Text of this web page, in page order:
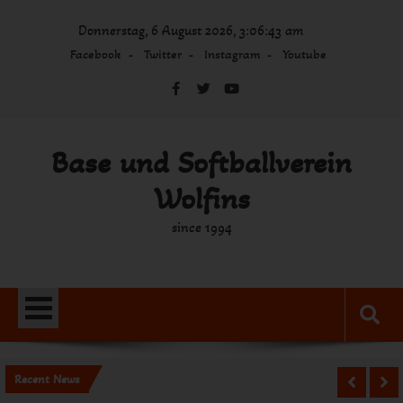
Donnerstag, 6 August 2026, 3:06:43 am
Facebook Twitter Instagram Youtube
Base und Softballverein
Wolfins
since 1994
Recent News